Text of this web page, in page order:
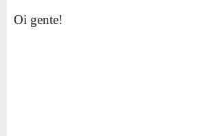
Oi gente!